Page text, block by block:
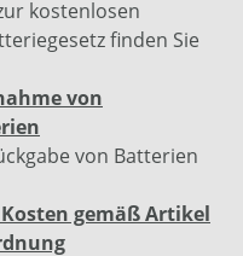
kostenlosen
finden Sie
von
von Batterien
gemäß Artikel